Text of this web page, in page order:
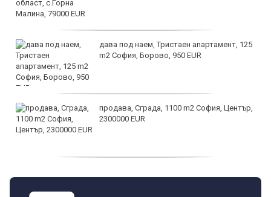
дава под наем, Тристаен апартамент, 125
m2 София, Борово, 950 EUR
продава, Сграда, 1100 m2 София, Център,
2300000 EUR